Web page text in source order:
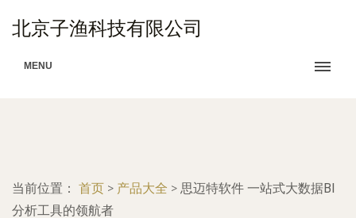
北京子渔科技有限公司
MENU
当前位置： 首页 > 产品大全 > 思迈特软件 一站式大数据BI
分析工具的领航者